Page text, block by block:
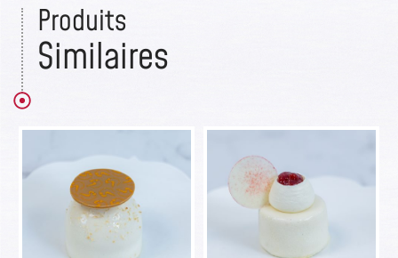
Produits
Similaires